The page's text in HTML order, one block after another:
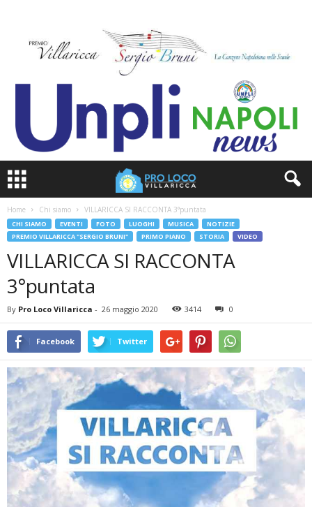
Home Chi siamo VILLARICCA SI RACCONTA 3°puntata
CHI SIAMO EVENTI FOTO LUOGHI MUSICA
NOTIZIE
PREMIO VILLARICCA "SERGIO BRUNI"
PRIMO PIANO STORIA VIDEO
VILLARICCA SI RACCONTA
3°puntata
By Pro Loco Villaricca - 26 maggio 2020 3414 0
Facebook Twitter